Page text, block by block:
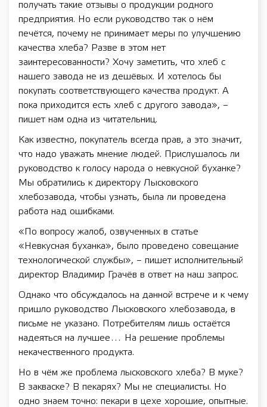
получать такие отзывы о продукции родного
предприятия. Но если руководство так о нём
печётся, почему не принимает меры по улучшению
качества хлеба? Разве в этом нет
заинтересованности? Хочу заметить, что хлеб с
нашего завода не из дешёвых. И хотелось бы
покупать соответствующего качества продукт. А
пока приходится есть хлеб с другого завода», –
пишет нам одна из читательниц.
Как известно, покупатель всегда прав, а это значит,
что надо уважать мнение людей. Прислушалось ли
руководство к голосу народа о невкусной буханке?
Мы обратились к директору Лысковского
хлебозавода, чтобы узнать, была ли проведена
работа над ошибками.
«По вопросу жалоб, озвученных в статье
«Невкусная буханка», было проведено совещание
технологической службы», – пишет исполнительный
директор Владимир Грачёв в ответ на наш запрос.
Однако что обсуждалось на данной встрече и к чему
пришло руководство Лысковского хлебозавода, в
письме не указано. Потребителям лишь остаётся
надеяться на лучшее… На решение проблемы
некачественного продукта.
Но в чём же проблема лысковского хлеба? В муке?
В закваске? В пекарях? Мы не специалисты. Но
одно знаем точно: пекари в цехе хорошие, опытные.